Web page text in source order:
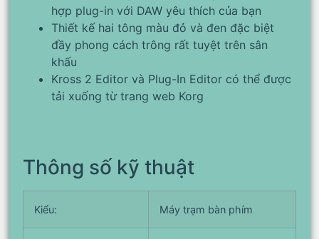
hợp plug-in với DAW yêu thích của bạn
Thiết kế hai tông màu đỏ và đen đặc biệt
đầy phong cách trông rất tuyệt trên sân
khấu
Kross 2 Editor và Plug-In Editor có thể được
tải xuống từ trang web Korg
Thông số kỹ thuật
Kiểu: Máy trạm bàn phím